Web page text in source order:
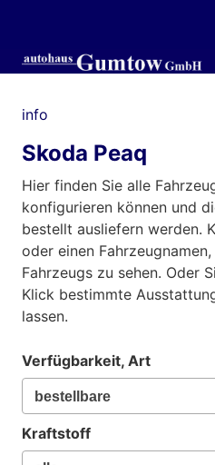
info
Skoda Peaq
Hier finden Sie alle
konfigurieren können und
bestellt ausliefern werden.
oder einen
Fahrzeugs zu sehen. Oder
Klick bestimmte
lassen.
Verfügbarkeit, Art
Kraftstoff